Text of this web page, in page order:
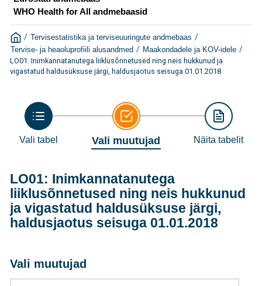
WHO Health for All andmebaasid
/ Tervisestatistika ja terviseuuringute andmebaas /
Tervise- ja heaoluprofiili alusandmed / Maakondadele ja KOV-idele /
LO01: Inimkannatanutega liiklusõnnetused ning neis hukkunud ja
vigastatud haldusüksuse järgi, haldusjaotus seisuga 01.01.2018
Vali tabel Vali muutujad Näita tabelit
LO01: Inimkannatanutega
liiklusõnnetused ning neis hukkunud
ja vigastatud haldusüksuse järgi,
haldusjaotus seisuga 01.01.2018
Vali muutujad